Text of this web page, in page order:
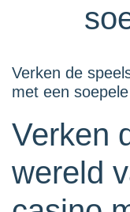
Verken de
met een
Verken
wereld